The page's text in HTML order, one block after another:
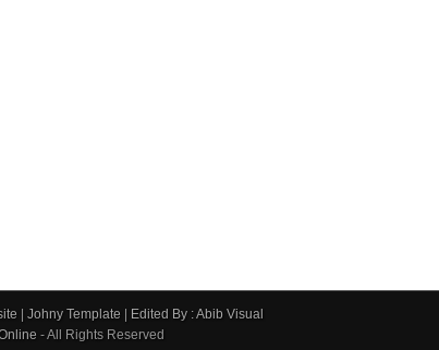
| Johny Template | Edited By : Abib Visual
- All Rights Reserved